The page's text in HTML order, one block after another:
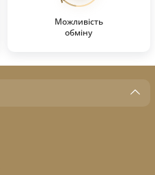
Можливість
обміну